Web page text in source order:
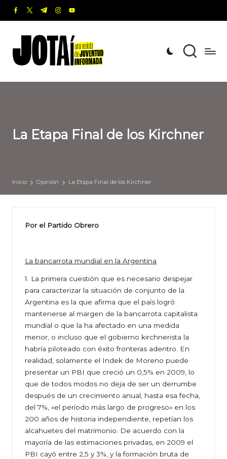
Saltar
contenido
facebook.com
twitter.com
t.me instagram.com
youtube.com
o
t
revista
de
Informada
La Etapa Final de los Kirchner
Inicio Opinión La Etapa Final de los Kirchner
Por el Partido Obrero
La bancarrota mundial en la Argentina
1. La primera cuestión que es necesario despejar
para caracterizar la situación de conjunto de la
Argentina es la que afirma que el país logró
mantenerse al margen de la bancarrota capitalista
mundial o que la ha afectado en una medida
menor, o incluso que el gobierno kirchnerista la
habría piloteado con éxito fronteras adentro. En
realidad, solamente el Indek de Moreno puede
presentar un PBI que creció un 0,5% en 2009, lo
que de todos modos no deja de ser un derrumbe
después de un crecimiento anual, hasta esa fecha,
del 7%, «el período más largo de progreso» en los
200 años de historia independiente, repetían los
alcahuetes del matrimonio. De acuerdo con la
mayoría de las estimaciones privadas, en 2009 el
PBI cayó entre 2,5 y 3%, y la formación bruta de